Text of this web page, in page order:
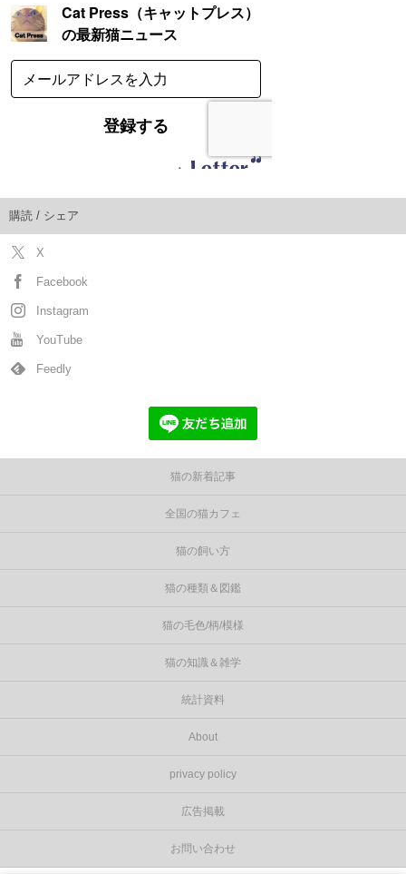
購読 / シェア
X
Facebook
Instagram
YouTube
Feedly
猫の新着記事
全国の猫カフェ
猫の飼い方
猫の種類＆図鑑
猫の毛色/柄/模様
猫の知識＆雑学
統計資料
About
privacy policy
広告掲載
お問い合わせ